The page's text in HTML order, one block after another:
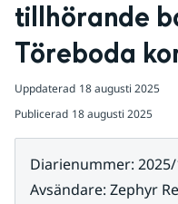
tillhörande
Töreboda
Uppdaterad 18 augusti 2025
Publicerad 18 augusti 2025
Diarienummer:
Avsändare: Zephyr